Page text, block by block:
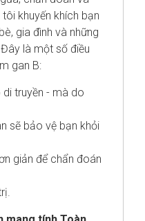
khuyến khích bạn
gia đình và những
là một số điều
gan B:
truyền - mà do
sẽ bảo vệ bạn khỏi
giản để chẩn đoán